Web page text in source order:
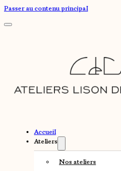
Passer au contenu principal
Accueil
Ateliers
Nos ateliers